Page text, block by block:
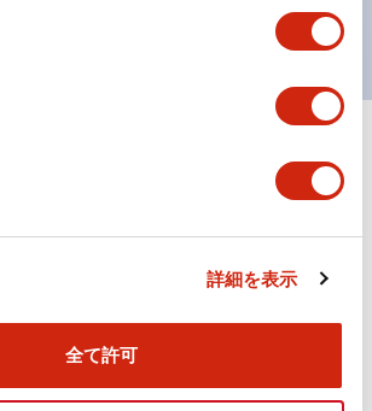
詳細を表示
全て許可
鮮明で、より多くの方が識別可能に。
すべて展開+
ファイル